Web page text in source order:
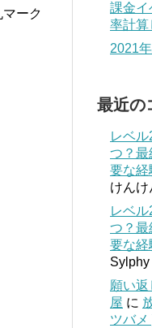
ーク
課金イ
率計算
2021
最近の
レベ
つ？最
要な経
けんけ
レベ
つ？最
要な経
Sylphy
願い
屋 に
ツバメ